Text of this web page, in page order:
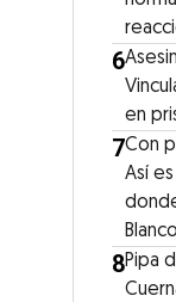
6
en
7Con
Así
Blanco
8Pipa